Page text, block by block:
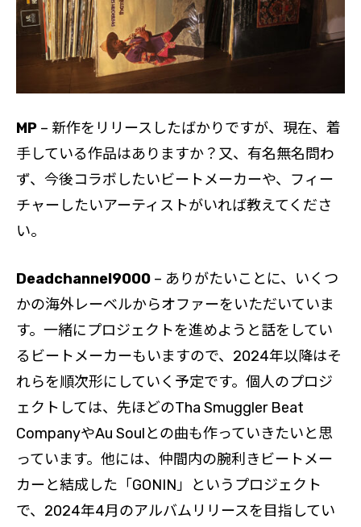
MP – 新作をリリースしたばかりですが、現在、着
手している作品はありますか？又、有名無名問わ
ず、今後コラボしたいビートメーカーや、フィー
チャーしたいアーティストがいれば教えてくださ
い。
Deadchannel9000 – ありがたいことに、いくつ
かの海外レーベルからオファーをいただいていま
す。一緒にプロジェクトを進めようと話をしてい
るビートメーカーもいますので、2024年以降はそ
れらを順次形にしていく予定です。個人のプロジ
ェクトしては、先ほどのTha Smuggler Beat
CompanyやAu Soulとの曲も作っていきたいと思
っています。他には、仲間内の腕利きビートメー
カーと結成した「GONIN」というプロジェクト
で、2024年4月のアルバムリリースを目指してい